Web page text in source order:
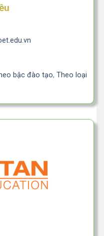
bậc đào tạo, Theo loại